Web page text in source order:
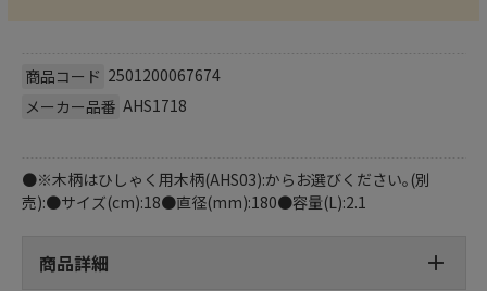
商品コード 2501200067674
メーカー品番 AHS1718
●※木柄はひしゃく用木柄(AHS03):からお選びください｡(別
売):●サイズ(cm):18●直径(mm):180●容量(L):2.1
商品詳細